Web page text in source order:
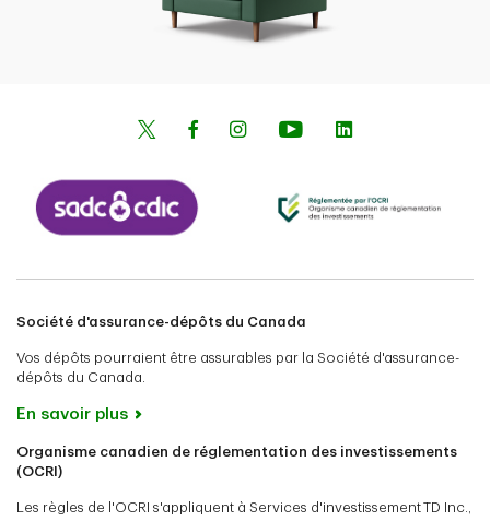
Société d'assurance-dépôts du Canada
Vos dépôts pourraient être assurables par la Société d'assurance-
dépôts du Canada.
En savoir plus
Organisme canadien de réglementation des investissements
(OCRI)
Les règles de l'OCRI s'appliquent à Services d'investissement TD Inc.,